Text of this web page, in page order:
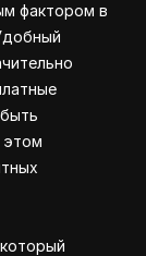
фактором в
этом